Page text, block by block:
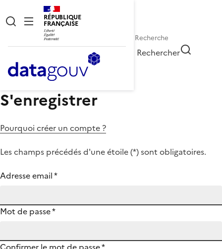
RÉPUBLIQUE
FRANÇAISE
Rechercher
S'enregistrer
Pourquoi créer un compte ?
Les champs précédés d'une étoile (*) sont obligatoires.
Adresse email*
Mot de passe*